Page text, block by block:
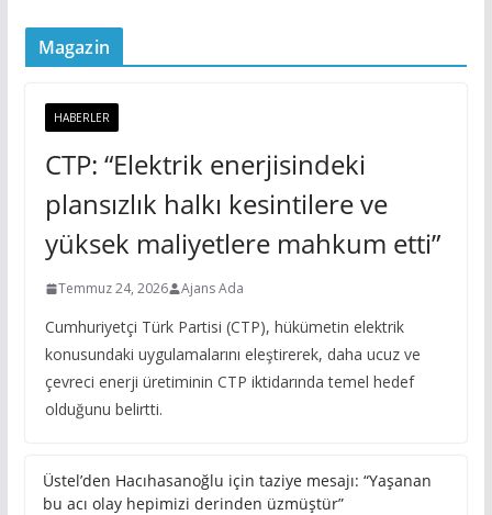
Magazin
HABERLER
CTP: “Elektrik enerjisindeki
plansızlık halkı kesintilere ve
yüksek maliyetlere mahkum etti”
Temmuz 24, 2026 Ajans Ada
Cumhuriyetçi Türk Partisi (CTP), hükümetin elektrik
konusundaki uygulamalarını eleştirerek, daha ucuz ve
çevreci enerji üretiminin CTP iktidarında temel hedef
olduğunu belirtti.
Üstel’den Hacıhasanoğlu için taziye mesajı: “Yaşanan
bu acı olay hepimizi derinden üzmüştür”